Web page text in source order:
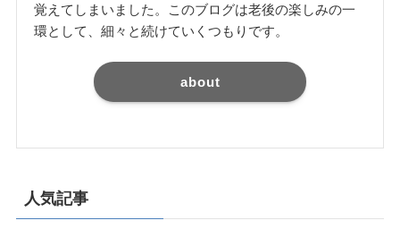
覚えてしまいました。このブログは老後の楽しみの一
環として、細々と続けていくつもりです。
about
人気記事